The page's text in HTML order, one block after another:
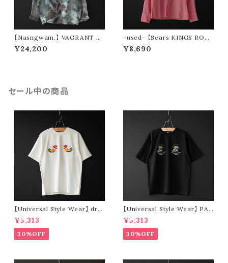
【Nasngwam.】 VAGRANT S
HIRTS (tie dye)
¥24,200
-used- 【Sears KINGS ROA
D】 70s band collar shirt (re
make)
¥8,690
セール中の商品
【Universal Style Wear】 dra
gon souvenir t-shirt (off wh
ite)
¥5,313
30%OFF
【Universal Style Wear】 PAN
AMA suka t-shirt (black)
¥5,313
30%OFF